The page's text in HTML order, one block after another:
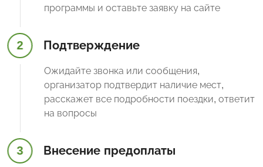
программы и оставьте заявку на сайте
2 Подтверждение
Ожидайте звонка или сообщения,
организатор подтвердит наличие мест,
расскажет все подробности поездки, ответит
на вопросы
3 Внесение предоплаты